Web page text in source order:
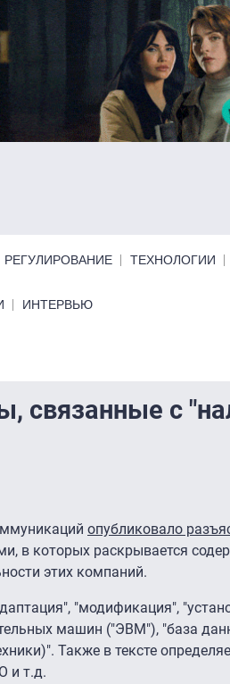
РЕГУЛИРОВАНИЕ ТЕХНОЛОГИИ
ИНТЕРВЬЮ
связанные с
опубликовало
в которых раскрывается
этих компаний.
"модификация",
машин ("ЭВМ"), "база
Также в тексте
и т.д.